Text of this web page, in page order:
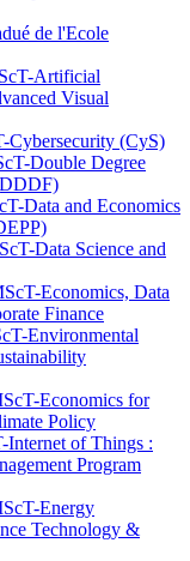
de l'Ecole
Artificial
Visual
Cybersecurity (CyS)
Double Degree
Data and Economics
Data Science and
Economics, Data
Finance
Environmental
Economics for
Policy
of Things :
Program
Energy
Technology &